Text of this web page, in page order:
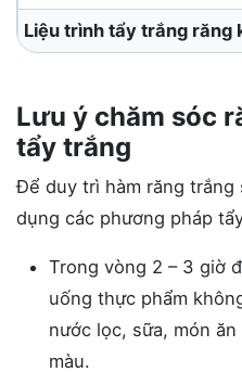
Liệu trình tẩy trắng răng
Lưu ý chăm sóc
tẩy trắng
Để duy trì hàm răng trắng
dụng các phương pháp
Trong vòng 2 – 3 giờ
uống thực phẩm
nước lọc, sữa, món
màu.